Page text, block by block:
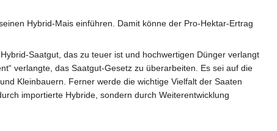
Hybrid-Mais einführen. Damit könne der Pro-Hektar-Ertrag
Saatgut, das zu teuer ist und hochwertigen Dünger verlangt
verlangte, das Saatgut-Gesetz zu überarbeiten. Es sei auf die
Kleinbauern. Ferner werde die wichtige Vielfalt der Saaten
importierte Hybride, sondern durch Weiterentwicklung